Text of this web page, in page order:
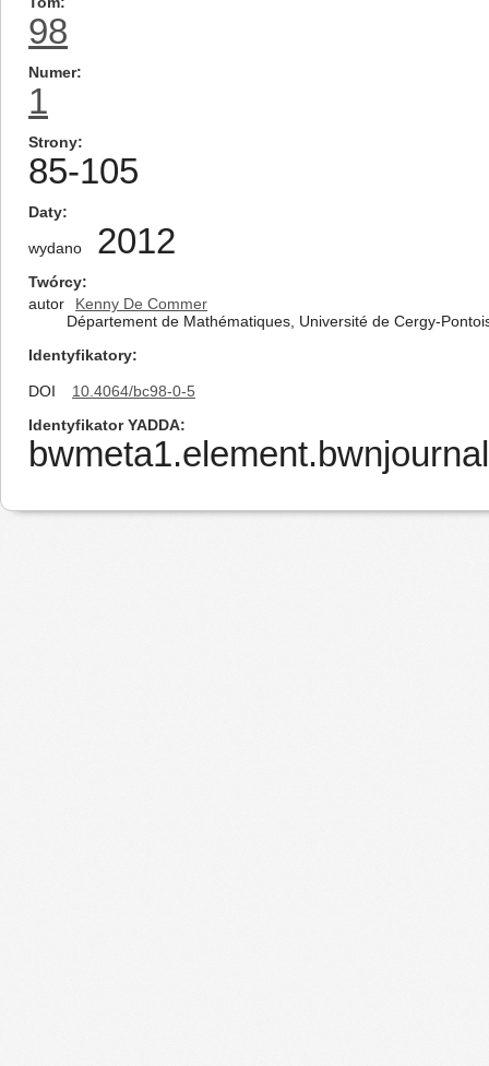
98
Numer
1
Strony
85-105
Daty
wydano 2012
Twórcy
autor
Kenny De Commer
Département de Mathématiques, Université de Cergy-
Identyfikatory
DOI
10.4064/bc98-0-5
Identyfikator YADDA